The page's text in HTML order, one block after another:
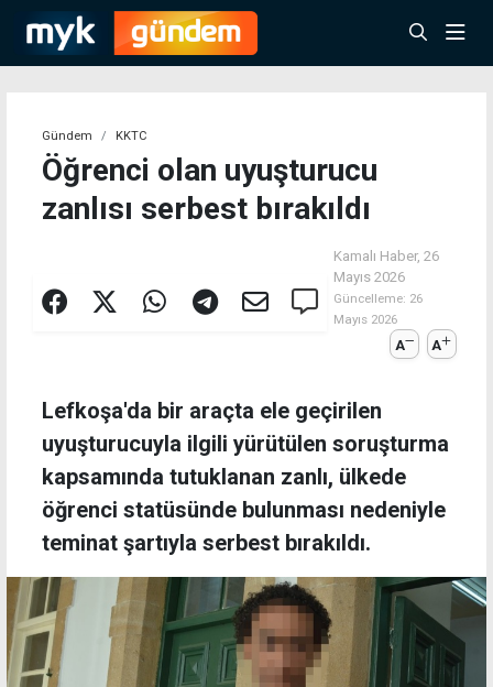
Gündem KKTC
Öğrenci olan uyuşturucu
zanlısı serbest bırakıldı
Kamalı Haber, 26
Mayıs 2026
Güncelleme: 26
Mayıs 2026
A A
Lefkoşa'da bir araçta ele geçirilen
uyuşturucuyla ilgili yürütülen soruşturma
kapsamında tutuklanan zanlı, ülkede
öğrenci statüsünde bulunması nedeniyle
teminat şartıyla serbest bırakıldı.